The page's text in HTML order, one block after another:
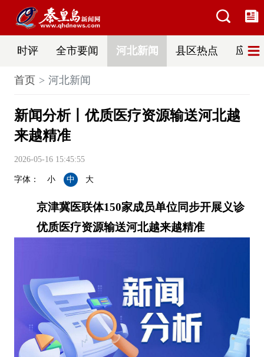
时评 全市要闻 河北新闻 县区热点 应急
首页 河北新闻
新闻分析丨优质医疗资源输送河北越
来越精准
2026-05-16 15:45:55
字体： 小 中 大
京津冀医联体150家成员单位同步开展义诊
优质医疗资源输送河北越来越精准